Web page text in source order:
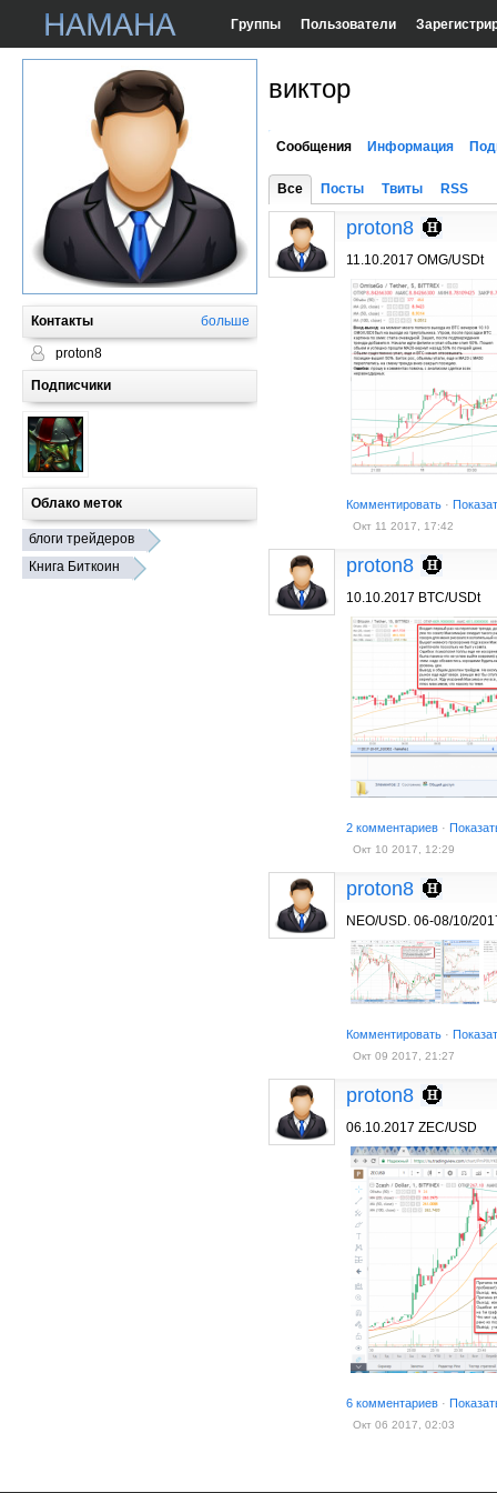
Группы Пользователи
Контакты больше
proton8
Подписчики
Облако меток
блоги трейдеров
Книга Биткоин
виктор
Сообщения Информация
Все Посты Твиты RSS
proton8
11.10.2017 OMG/USDt
Комментировать ·
Окт 11 2017, 17:42
proton8
10.10.2017 BTC/USDt
2 комментариев ·
Окт 10 2017, 12:29
proton8
NEO/USD. 06-08/10/
Комментировать ·
Окт 09 2017, 21:27
proton8
06.10.2017 ZEC/USD
6 комментариев ·
Окт 06 2017, 02:03